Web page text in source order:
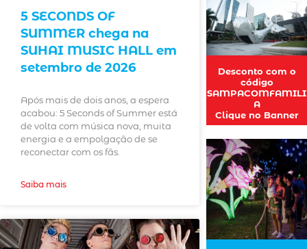
5 SECONDS OF
SUMMER chega na
SUHAI MUSIC HALL em
setembro de 2026
Após mais de dois anos, a espera
acabou: 5 Seconds of Summer está
de volta com música nova, muita
energia e a empolgação de se
reconectar com os fãs.
Saiba mais
Desconto com o
código
SAMPACOMFAMILI
A
Clique no Banner